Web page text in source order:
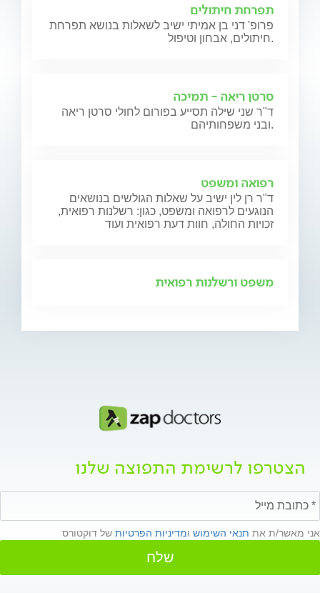
תפרחת חיתולים
פרופ' דני בן אמיתי ישיב לשאלות בנושא תפרחת
חיתולים, אבחון וטיפול.
סרטן ריאה - תמיכה
ד"ר שני שילה תסייע בפורום לחולי סרטן ריאה
ובני משפחותיהם.
רפואה ומשפט
ד"ר רן לין ישיב על שאלות הגולשים בנושאים
הנוגעים לרפואה ומשפט, כגון: רשלנות רפואית,
זכויות החולה, חוות דעת רפואית ועוד
משפט ורשלנות רפואית
הצטרפו לרשימת התפוצה שלנו
אני מאשר/ת את תנאי השימוש ומדיניות הפרטיות של דוקטורס
שלח